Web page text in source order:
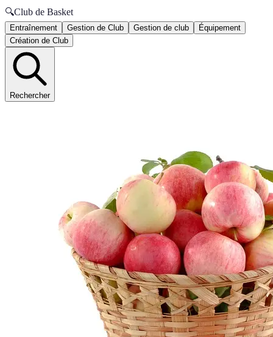
🔍Club de Basket
Entraînement Gestion de Club Gestion de club
Équipement
Création de Club
Rechercher